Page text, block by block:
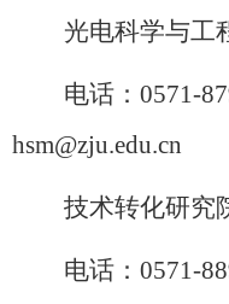
光电科学与工
电话： 0571-
hsm@zju.edu.cn
技术转化研究
电话： 0571-